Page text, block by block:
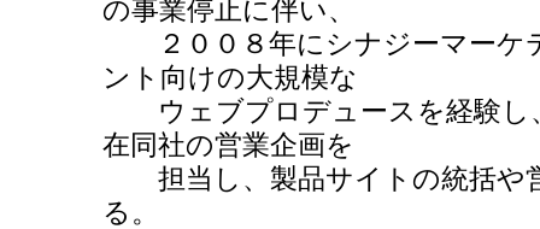
の事業停止に伴い、
２００８年にシナジーマーケ
ント向けの大規模な
ウェブプロデュースを経験し
在同社の営業企画を
担当し、製品サイトの統括や
る。